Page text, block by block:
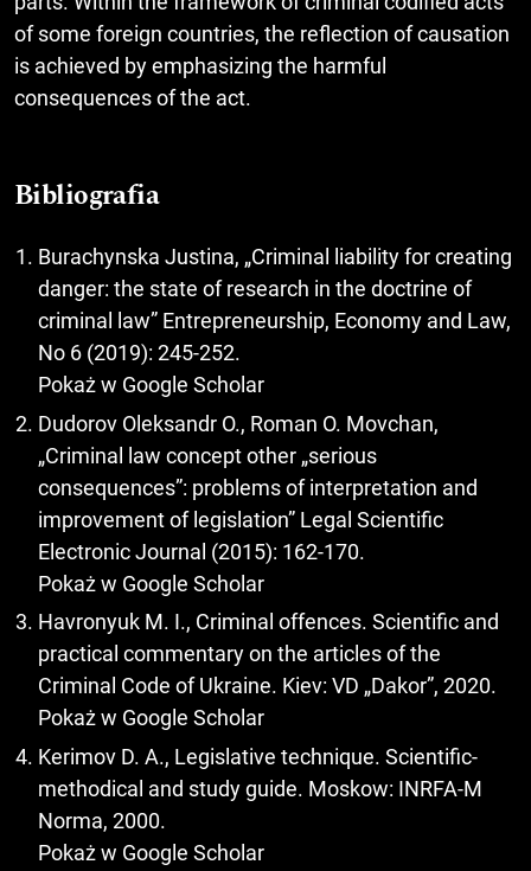
of some foreign countries, the reflection of causation
is achieved by emphasizing the harmful
consequences of the act.
Bibliografia
Burachynska Justina, „Criminal liability for creating
danger: the state of research in the doctrine of
criminal law” Entrepreneurship, Economy and Law,
No 6 (2019): 245-252.
Pokaż w Google Scholar
Dudorov Oleksandr O., Roman O. Movchan,
„Criminal law concept other „serious
consequences”: problems of interpretation and
improvement of legislation” Legal Scientific
Electronic Journal (2015): 162-170.
Pokaż w Google Scholar
Havronyuk M. I., Criminal offences. Scientific and
practical commentary on the articles of the
Criminal Code of Ukraine. Kiev: VD „Dakor”, 2020.
Pokaż w Google Scholar
Kerimov D. A., Legislative technique. Scientific-
methodical and study guide. Moskow: INRFA-M
Norma, 2000.
Pokaż w Google Scholar